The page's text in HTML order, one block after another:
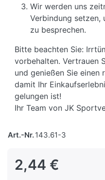
Wir werden uns
Verbindung setzen,
zu besprechen.
Bitte beachten Sie:
vorbehalten. Vertrauen
und genießen Sie einen
damit Ihr
gelungen ist!
Ihr Team von JK
Art.-Nr.143.61-3
2,44 €